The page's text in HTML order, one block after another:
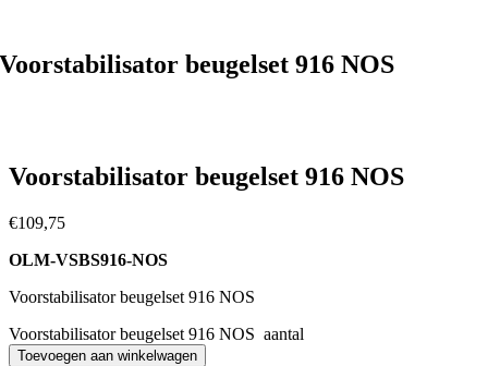
Voorstabilisator beugelset 916 NOS
Voorstabilisator beugelset 916 NOS
€109,75
OLM-VSBS916-NOS
Voorstabilisator beugelset 916 NOS
Voorstabilisator beugelset 916 NOS aantal
Toevoegen aan winkelwagen